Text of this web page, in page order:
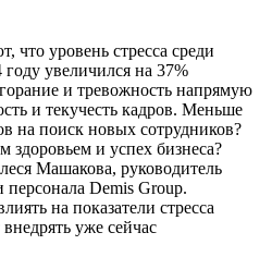
что уровень стресса среди
увеличился на 37%
и тревожность напрямую
и текучесть кадров. Меньше
на поиск новых сотрудников?
и успех бизнеса?
Машакова, руководитель
персонала Demis Group.
на показатели стресса
уже сейчас